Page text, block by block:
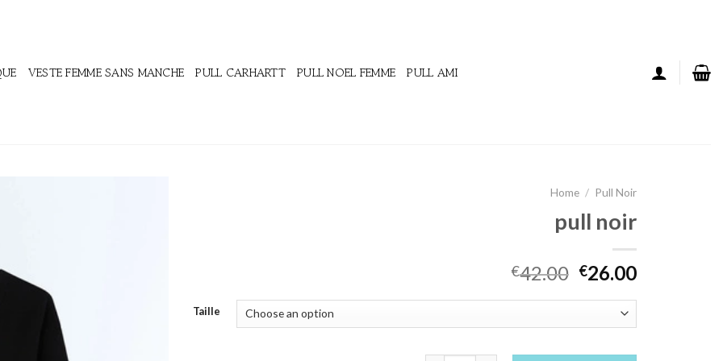
VESTE FEMME SANS MANCHE PULL CARHARTT PULL NOEL FEMME PULL AMI
Home / Pull Noir
pull noir
€42.00 €26.00
Taille